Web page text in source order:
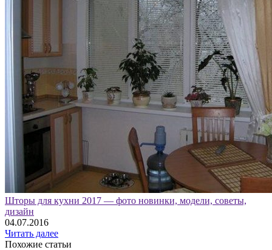
Шторы для кухни 2017 — фото новинки, модели, советы,
дизайн
04.07.2016
Читать далее
Похожие статьи